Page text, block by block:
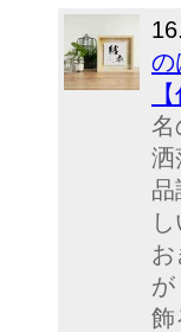
16.
の
名
が
飾